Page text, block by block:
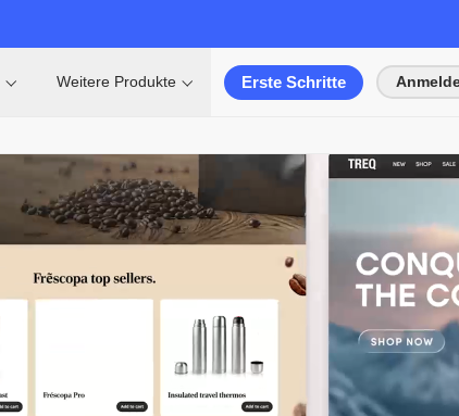
Weitere Produkte Erste Schritte